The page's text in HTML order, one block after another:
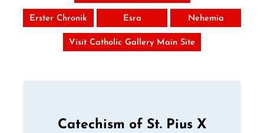
Erster Chronik Esra Nehemia
Visit Catholic Gallery Main Site
Catechism of St. Pius X